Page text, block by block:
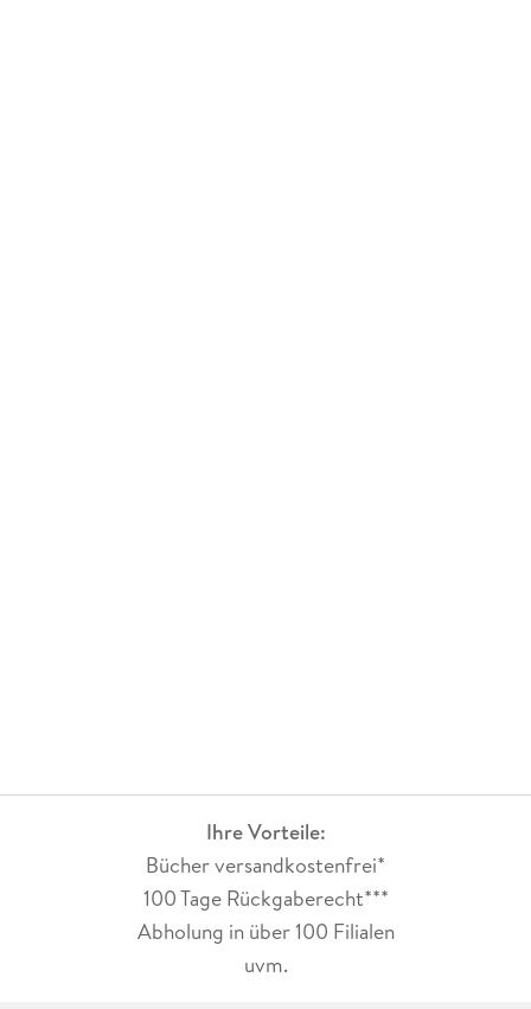
Ihre Vorteile:
Bücher versandkostenfrei*
100 Tage Rückgaberecht***
Abholung in über 100 Filialen
uvm.